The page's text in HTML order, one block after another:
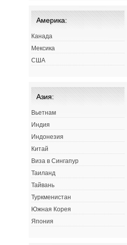
Америка:
Канада
Мексика
США
Азия:
Вьетнам
Индия
Индонезия
Китай
Виза в Сингапур
Таиланд
Тайвань
Туркменистан
Южная Корея
Япония